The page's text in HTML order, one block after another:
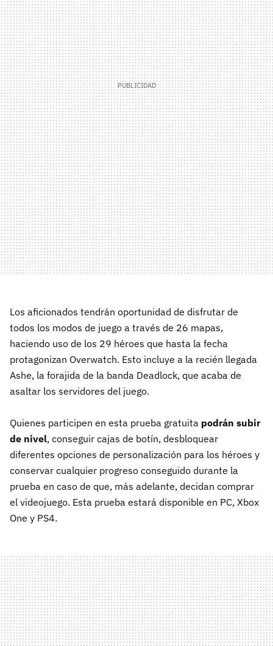
Los aficionados tendrán oportunidad de disfrutar de
todos los modos de juego a través de 26 mapas,
haciendo uso de los 29 héroes que hasta la fecha
protagonizan Overwatch. Esto incluye a la recién llegada
Ashe, la forajida de la banda Deadlock, que acaba de
asaltar los servidores del juego.
Quienes participen en esta prueba gratuita podrán subir
de nivel, conseguir cajas de botín, desbloquear
diferentes opciones de personalización para los héroes y
conservar cualquier progreso conseguido durante la
prueba en caso de que, más adelante, decidan comprar
el videojuego. Esta prueba estará disponible en PC, Xbox
One y PS4.